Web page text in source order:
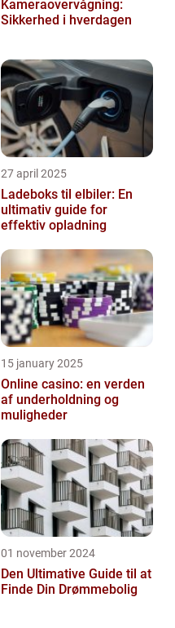
Kameraovervågning:
Sikkerhed i hverdagen
27 april 2025
Ladeboks til elbiler: En
ultimativ guide for
effektiv opladning
15 january 2025
Online casino: en verden
af underholdning og
muligheder
01 november 2024
Den Ultimative Guide til at
Finde Din Drømmebolig